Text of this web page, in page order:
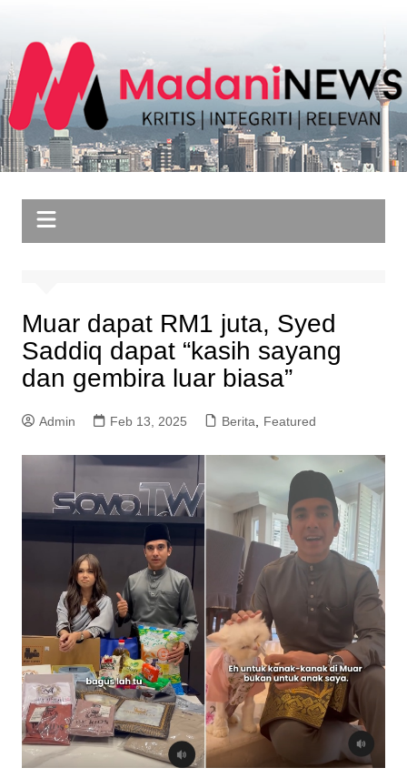
content
Muar dapat RM1 juta, Syed
Saddiq dapat “kasih sayang
dan gembira luar biasa”
Admin Feb 13, 2025 Berita, Featured